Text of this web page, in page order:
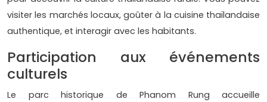
visiter les marchés locaux, goûter à la cuisine thaïlandaise
authentique, et interagir avec les habitants.
Participation aux événements
culturels
Le parc historique de Phanom Rung accueille